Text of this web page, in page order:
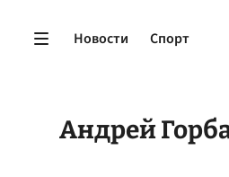
Новости Спорт
Андрей